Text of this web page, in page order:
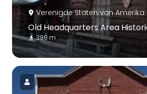
Verenigde Staten van Amerika
Old Headquarters Area
398 m